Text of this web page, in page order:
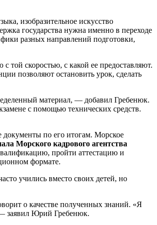
изобразительное искусство
государства нужна именно в переходе
разных направлений подготовки,
той скоростью, с какой ее предоставляют.
позволяют остановить урок, сделать
материал, — добавил Гребенюк.
с помощью технических средств.
по его итогам. Морское
Морского кадрового агентства
пройти аттестацию и
формате.
учились вместо своих детей, но
о качестве полученных знаний. «Я
— заявил Юрий Гребенюк.